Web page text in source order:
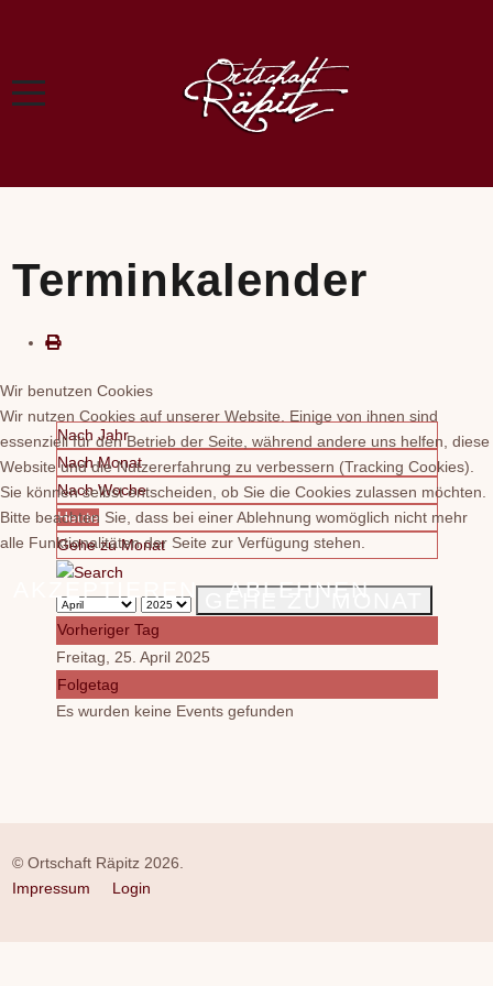
Terminkalender
Nach Jahr
Nach Monat
Nach Woche
Heute
Gehe zu Monat
Vorheriger Tag
Freitag, 25. April 2025
Folgetag
Es wurden keine Events gefunden
© Ortschaft Räpitz 2026.
Impressum
Login
Wir benutzen Cookies
Wir nutzen Cookies auf unserer Website. Einige von ihnen sind
essenziell für den Betrieb der Seite, während andere uns helfen, diese
Website und die Nutzererfahrung zu verbessern (Tracking Cookies).
Sie können selbst entscheiden, ob Sie die Cookies zulassen möchten.
Bitte beachten Sie, dass bei einer Ablehnung womöglich nicht mehr
alle Funktionalitäten der Seite zur Verfügung stehen.
AKZEPTIEREN ABLEHNEN